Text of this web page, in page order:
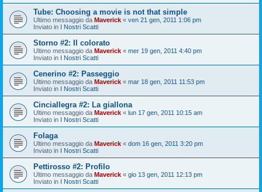
Tube: Choosing a movie is not that simple
Ultimo messaggio da Maverick « ven 21 gen, 2011 1:06 pm
Inviato in I Nostri Scatti
Storno #2: Il colorato
Ultimo messaggio da Maverick « mer 19 gen, 2011 4:40 pm
Inviato in I Nostri Scatti
Cenerino #2: Passeggio
Ultimo messaggio da Maverick « mar 18 gen, 2011 11:53 pm
Inviato in I Nostri Scatti
Cinciallegra #2: La giallona
Ultimo messaggio da Maverick « lun 17 gen, 2011 10:15 am
Inviato in I Nostri Scatti
Folaga
Ultimo messaggio da Maverick « dom 16 gen, 2011 3:20 pm
Inviato in I Nostri Scatti
Pettirosso #2: Profilo
Ultimo messaggio da Maverick « gio 13 gen, 2011 12:13 pm
Inviato in I Nostri Scatti